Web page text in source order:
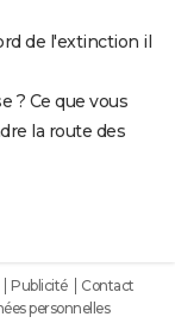
de l'extinction il
? Ce que vous
la route des
Publicité
Contact
personnelles